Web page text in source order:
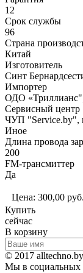
12
Срок службы
96
Страна
Китай
Изготовитель
Синт
Импортер
ОДО
Сервисный центр
ЧУП "Service.by",
Иное
Длина провода
200
FM-трансмиттер
Да
Цена: 300,00 руб.
Купить
сейчас
В корзину
© 2017 alltechno.by
Мы в социальных